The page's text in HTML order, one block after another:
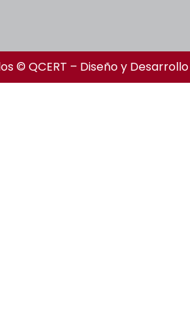
© QCERT – Diseño y Desarrollo